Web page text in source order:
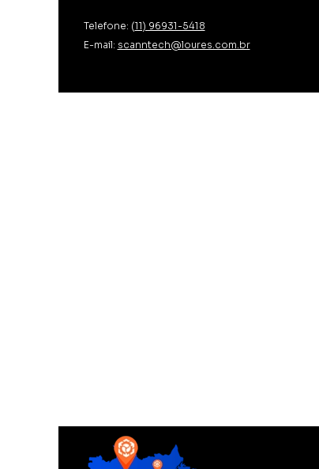
Telefone: (11) 96931-5418
E-mail: scanntech@loures.com.br